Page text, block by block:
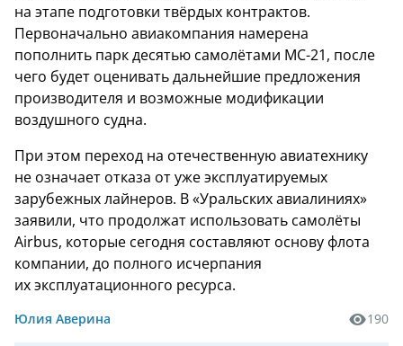
на этапе подготовки твёрдых контрактов.
Первоначально авиакомпания намерена
пополнить парк десятью самолётами МС-21, после
чего будет оценивать дальнейшие предложения
производителя и возможные модификации
воздушного судна.
При этом переход на отечественную авиатехнику
не означает отказа от уже эксплуатируемых
зарубежных лайнеров. В «Уральских авиалиниях»
заявили, что продолжат использовать самолёты
Airbus, которые сегодня составляют основу флота
компании, до полного исчерпания
их эксплуатационного ресурса.
Юлия Аверина 190